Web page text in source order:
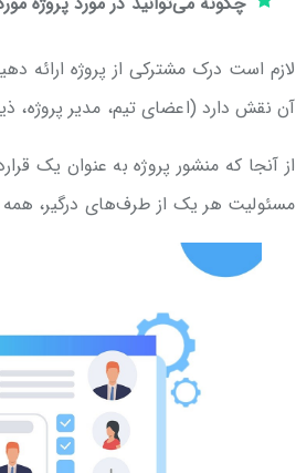
لازم است درک مشترکی از پروژه ارائه
آن نقش دارد (اعضای تیم، مدیر پروژه،
از آنجا که منشور پروژه به عنوان یک
مسئولیت‌ هر یک از طرف‌های درگیر،